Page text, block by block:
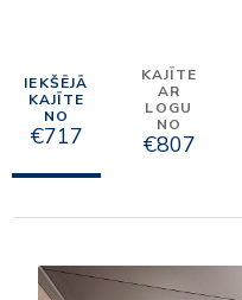
IEKŠĒJĀ
KAJĪTE
NO
€717
KAJĪTE
AR
LOGU
NO
€807